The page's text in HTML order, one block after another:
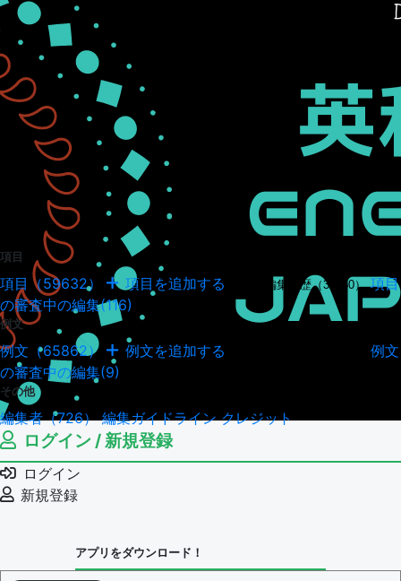
項目
項目（59632） 項目を追加する 項目の編集履歴（34950） 項目
の審査中の編集(116)
例文
例文（65862） 例文を追加する
例文
の審査中の編集(9)
その他
編集者（726）編集ガイドラインクレジット
ログイン / 新規登録
ログイン
新規登録
アプリをダウンロード！